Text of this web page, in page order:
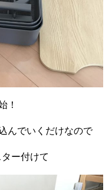
！
んでいくだけなので
ー付けて